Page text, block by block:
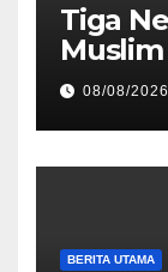
Tiga
Blok
08/08/2026
BERITA UTAMA